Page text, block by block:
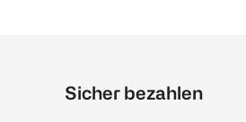
Sicher bezahlen